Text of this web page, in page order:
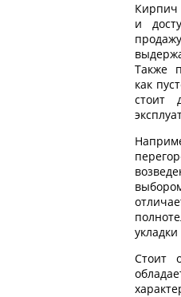
Кирпич
и
Также
как
стоит
Стоит